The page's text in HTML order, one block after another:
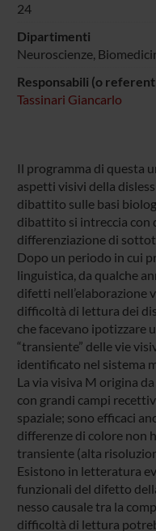
24
Dipartimenti
Neuroscienze,
Responsabili (o
Tassinari Giancarlo
Il programma di questa
aspetti visivi della
dibattito sulle basi
dibattito si intreccia con
differenziazione di
Dopo un periodo in cui
linguistica, da qualche
difetti nell’elaborazione
difficoltà di lettura dei
che facevano ipotizzare
“transiente” delle vie
identificato nel sistema
La via visiva M origina
con grandi campi
spaziale; sono efficaci
differenze di colore non
transiente (alta
Esistono in letteratura
funzionali del difetto
nesso causale tra la
difficoltà di lettura